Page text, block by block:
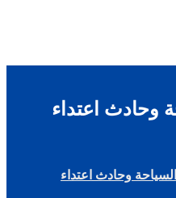
وحادث اعتداء
وحادث اعتداء